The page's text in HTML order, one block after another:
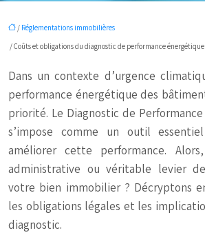
/ Réglementations immobilières
/ Coûts et obligations du diagnostic de performance énergétique
Dans un contexte d’urgence
performance énergétique des
priorité. Le Diagnostic de
s’impose comme un outil
améliorer cette performance.
administrative ou véritable levier
votre bien immobilier ? Décryptons
les obligations légales et les
diagnostic.